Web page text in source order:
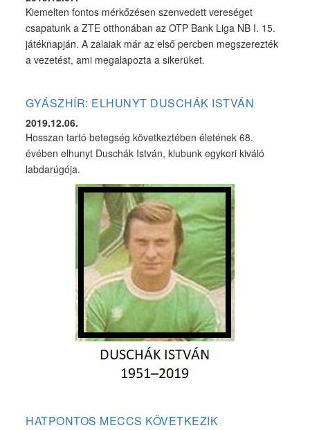
Kiemelten fontos mérkőzésen szenvedett vereséget
csapatunk a ZTE otthonában az OTP Bank Liga NB I. 15.
játéknapján. A zalaiak már az első percben megszerezték
a vezetést, ami megalapozta a sikerüket.
GYÁSZHÍR: ELHUNYT DUSCHÁK ISTVÁN
2019.12.06.
Hosszan tartó betegség következtében életének 68.
évében elhunyt Duschák István, klubunk egykori kiváló
labdarúgója.
HATPONTOS MECCS KÖVETKEZIK